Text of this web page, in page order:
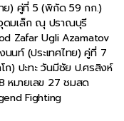
ทย) คู่ที่ 5 (พิกัด 59 กก.)
อุดมเล็ก ณุ ปราณบุรี
Zafar Ugli Azamatov
นนท์ (ประเทศไทย) คู่ที่ 7
ก) ปะทะ วันมีชัย ป.ศรสิงห์
หมายเลข 27 ชมสด
Fighting